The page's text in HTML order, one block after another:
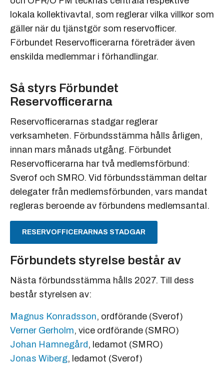
lokala kollektivavtal, som reglerar vilka villkor som
gäller när du tjänstgör som reservofficer.
Förbundet Reservofficerarna företräder även
enskilda medlemmar i förhandlingar.
Så styrs Förbundet
Reservofficerarna
Reservofficerarnas stadgar reglerar
verksamheten. Förbundsstämma hålls årligen,
innan mars månads utgång. Förbundet
Reservofficerarna har två medlemsförbund:
Sverof och SMRO. Vid förbundsstämman deltar
delegater från medlemsförbunden, vars mandat
regleras beroende av förbundens medlemsantal.
RESERVOFFICERARNAS STADGAR
Förbundets styrelse består av
Nästa förbundsstämma hålls 2027. Till dess
består styrelsen av:
Magnus Konradsson, ordförande (Sverof)
Verner Gerholm, vice ordförande (SMRO)
Johan Hamnegård , ledamot (SMRO)
Jonas Wiberg, ledamot (Sverof)